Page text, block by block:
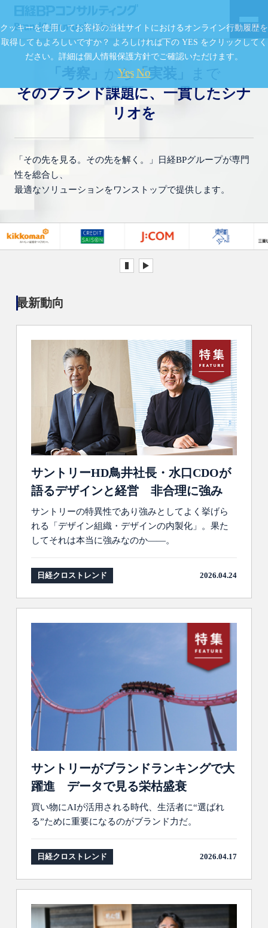
「考察」 から「実装」
まで
そのブランド課題に、一貫したシナ
リオを
「その先を見る。その先を解く。」日経BPグループが専門
性を総合し、
最適なソリューションをワンストップで提供します。
最新動向
サントリーHD鳥井社長・水口CDOが
語るデザインと経営 非合理に強み
サントリーの特異性であり強みとしてよく挙げら
れる「デザイン組織・デザインの内製化」。果た
してそれは本当に強みなのか――。
日経クロストレンド 2026.04.24
サントリーがブランドランキングで大
躍進 データで見る栄枯盛衰
買い物にAIが活用される時代、生活者に“選ばれ
る”ために重要になるのがブランド力だ。
日経クロストレンド 2026.04.17
クッキーを使用してお客様の当社サイトにおけるオンライン行動履歴を
取得してもよろしいですか？ よろしければ下の YES をクリックしてく
ださい。詳細は個人情報保護方針でご確認いただけます。
Yes No